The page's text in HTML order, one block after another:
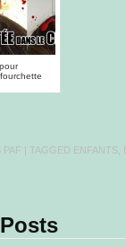
PAF | TAGGED ENFANTS